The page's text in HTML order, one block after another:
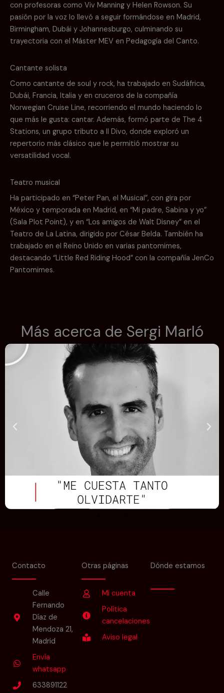
con profesoras como Viv Manning y Helen Rowson. Su
pasión por la voz lo llevó a seguir formándose en Madrid,
Birmingham, Dubái y Johannesburgo, culminando su
trayectoria con el Máster MEV en Pedagogía del Canto.
Cantante solista
Como cantante de soul y rock, ha trabajado en Sudáfrica,
Dubái, Francia, Italia y en cruceros de la compañía
Norwegian Cruise Line, recorriendo el mundo haciendo lo
que más le gusta: cantar. Además, formó parte de The 4
Stations, un grupo tributo a Il Divo, donde exploró un
repertorio más clásico que le permitió mostrar su
versatilidad vocal.
Teatro musical
Ha participado en “Peter Pan, el Musical”, con gira por
México y temporada en Madrid, en “Mi padre, Sabina y yo”
(Sala Plot Point), y en “Los amigos de Walt Disney” en el
Teatro de La Latina, dirigido por César Belda. También ha
trabajado en el Reino Unido en varias pantomimes,
destacando “Little Red Riding Hood” con la compañía JenCo
Pantomimes.
Más acerca de Sergi Marló
e
p
Contacto
Calle
Fernando
Díaz de
Mendoza 21,
Madrid
Envía
whatsapp
633891122
Otras páginas
Mi cuenta
Política
cancelaciones
Aviso legal
Dónde estamos